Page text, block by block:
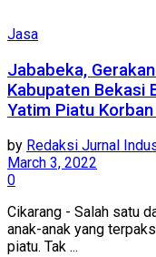
Jasa
Jababeka,
Kabupaten Bekasi
Yatim Piatu
by Redaksi Jurnal
March 3, 2022
0
Cikarang - Salah satu
anak-anak yang
piatu. Tak ...